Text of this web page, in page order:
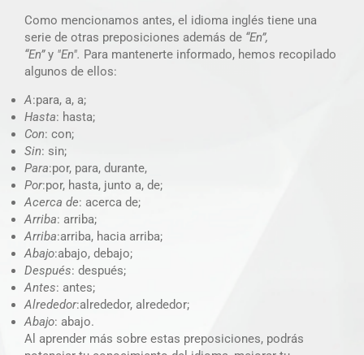
Como mencionamos antes, el idioma inglés tiene una
serie de otras preposiciones además de “En”,
“En”y "En". Para mantenerte informado, hemos recopilado
algunos de ellos:
A:para, a, a;
Hasta: hasta;
Con: con;
Sin: sin;
Para:por, para, durante,
Por:por, hasta, junto a, de;
Acerca de: acerca de;
Arriba: arriba;
Arriba:arriba, hacia arriba;
Abajo:abajo, debajo;
Después: después;
Antes: antes;
Alrededor:alrededor, alrededor;
Abajo: abajo.
Al aprender más sobre estas preposiciones, podrás